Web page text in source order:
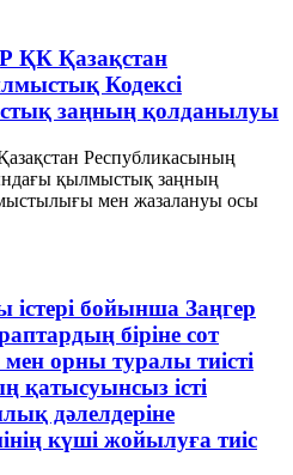
ҚК Қазақстан
Кодексі
заңның қолданылуы
Республикасының
қылмыстық заңның
мен жазалануы осы
істері бойынша Заңгер
біріне сот
орны туралы тиісті
қатысуынсыз істі
дәлелдеріне
күші жойылуға тиіс